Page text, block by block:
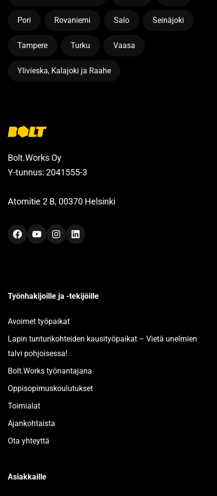
Pori Rovaniemi Salo Seinäjoki
Tampere Turku Vaasa
Ylivieska, Kalajoki ja Raahe
Bolt.Works Oy
Y-tunnus: 2041555-3
Atomitie 2 B, 00370 Helsinki
FacebookYouTubeInstagramLinkedIn
Työnhakijoille ja -tekijöille
Avoimet työpaikat
Lapin tunturikohteiden kausityöpaikat – Vietä unelmien
talvi pohjoisessa!
Bolt.Works työnantajana
Oppisopimuskoulutukset
Toimialat
Ajankohtaista
Ota yhteyttä
Asiakkaille